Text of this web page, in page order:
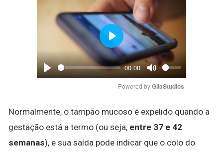
Play
00:00
Mute
Play
Powered by GliaStudios
Normalmente, o tampão mucoso é expelido quando a
gestação está a termo (ou seja, entre 37 e 42
semanas), e sua saída pode indicar que o colo do